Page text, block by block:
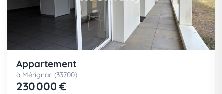
Appartement
à Mérignac (33700)
230 000 €